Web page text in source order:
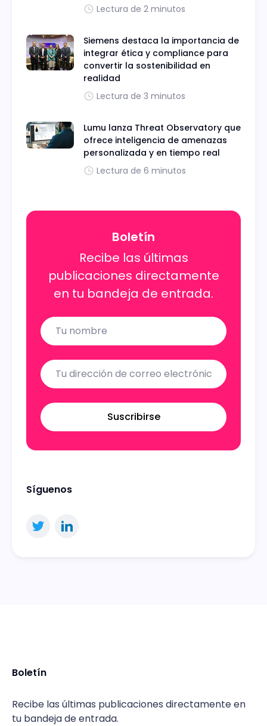
Lectura de 2 minutos
Siemens destaca la importancia de
integrar ética y compliance para
convertir la sostenibilidad en
realidad
Lectura de 3 minutos
Lumu lanza Threat Observatory que
ofrece inteligencia de amenazas
personalizada y en tiempo real
Lectura de 6 minutos
Boletín
Recibe las últimas
publicaciones directamente
en tu bandeja de entrada.
Name
Email
Suscribirse
Síguenos
Boletín
Recibe las últimas publicaciones directamente en
tu bandeja de entrada.